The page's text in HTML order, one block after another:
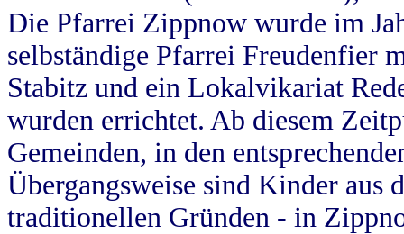
Die Pfarrei Zippnow wurde im
selbständige Pfarrei Freudenfier
Stabitz und ein Lokalvikariat
wurden errichtet. Ab diesem
Gemeinden, in den
Übergangsweise sind Kinder aus
traditionellen Gründen - in